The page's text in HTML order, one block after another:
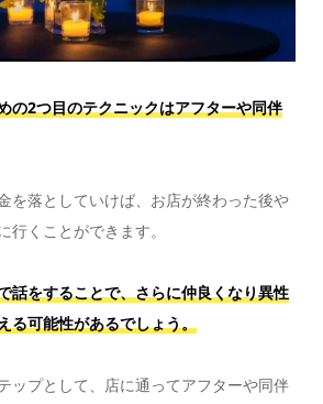
の2つ目のテクニックはアフターや同伴
を落としていけば、お店が終わった後や
行くことができます。
話をすることで、さらに仲良くなり異性
る可能性があるでしょう。
ップとして、店に通ってアフターや同伴